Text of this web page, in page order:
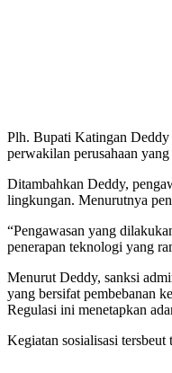
Plh. Bupati Katingan Deddy
perwakilan perusahaan
Ditambahkan Deddy,
lingkungan. Menurutnya
“Pengawasan yang
penerapan teknologi yang
Menurut Deddy, sanksi
yang bersifat pembebanan
Regulasi ini menetapkan
Kegiatan sosialisasi